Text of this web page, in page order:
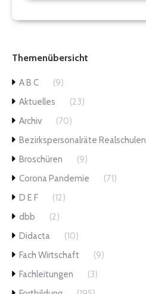
Themenübersicht
A B C
(9)
Aktuelles
(23)
Archiv
(70)
Bezirkspersonalräte Realschulen
Broschüren
(9)
Corona Pandemie
(71)
D E F
(12)
dbb
(2)
Didacta
(10)
Fach Wirtschaft
(9)
Fachleitungen
(3)